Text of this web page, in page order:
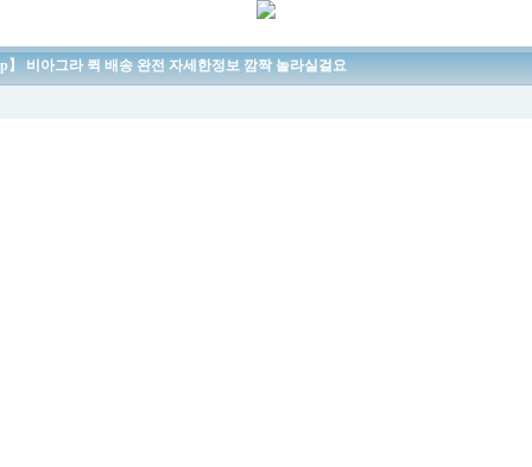
비아그라 퀵 배송 완전 자세한정보 깜짝 놀라실걸요